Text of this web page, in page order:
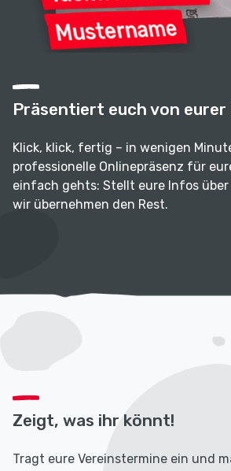
Präsentiert euch von
Klick, klick, fertig – in wenigen
professionelle Onlinepräsenz für
einfach gehts: Stellt eure Infos über
wir übernehmen den Rest.
Zeigt, was ihr könnt!
Tragt eure Vereinstermine ein und